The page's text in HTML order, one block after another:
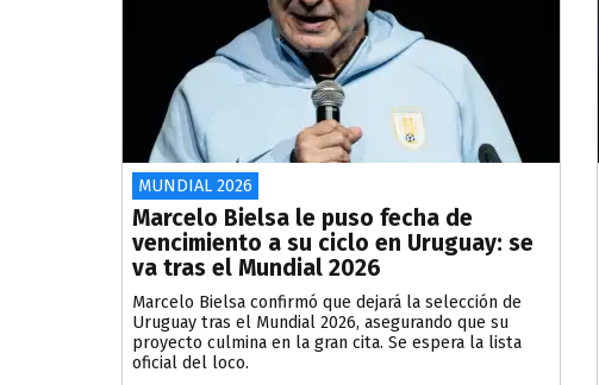
MUNDIAL 2026
Marcelo Bielsa le puso fecha de
vencimiento a su ciclo en Uruguay: se
va tras el Mundial 2026
Marcelo Bielsa confirmó que dejará la selección de
Uruguay tras el Mundial 2026, asegurando que su
proyecto culmina en la gran cita. Se espera la lista
oficial del loco.